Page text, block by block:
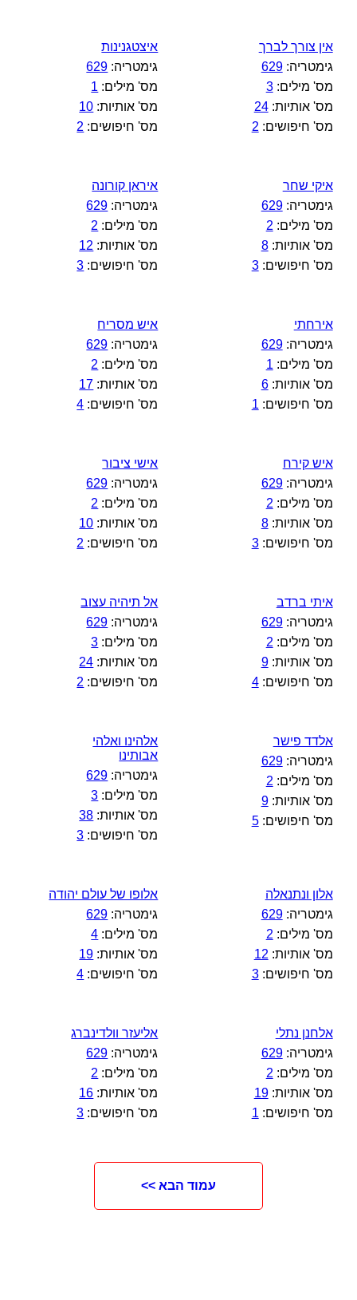
אין צורך לברך
גימטריה:629
מס' מילים:3
מס' אותיות:24
מס' חיפושים: 2
איצטגנינות
גימטריה: 629
מס' מילים: 1
מס' אותיות: 10
מס' חיפושים: 2
איקי שחר
גימטריה:629
מס' מילים: 2
מס' אותיות:8
מס' חיפושים:3
איראן קורונה
גימטריה: 629
מס' מילים: 2
מס' אותיות: 12
מס' חיפושים: 3
אירחתי
גימטריה:629
מס' מילים: 1
מס' אותיות:6
מס' חיפושים: 1
איש מסריח
גימטריה: 629
מס' מילים: 2
מס' אותיות: 17
מס' חיפושים: 4
איש קירח
גימטריה:629
מס' מילים: 2
מס' אותיות:8
מס' חיפושים:3
אישי ציבור
גימטריה: 629
מס' מילים: 2
מס' אותיות: 10
מס' חיפושים: 2
איתי ברדב
גימטריה:629
מס' מילים: 2
מס' אותיות:9
מס' חיפושים:4
אל תיהיה עצוב
גימטריה: 629
מס' מילים: 3
מס' אותיות: 24
מס' חיפושים: 2
אלדד פישר
גימטריה:629
מס' מילים: 2
מס' אותיות:9
מס' חיפושים:5
אלהינו ואלהי
אבותינו
גימטריה: 629
מס' מילים: 3
מס' אותיות: 38
מס' חיפושים: 3
אלון ונתנאלה
גימטריה:629
מס' מילים: 2
מס' אותיות: 12
מס' חיפושים:3
אלופו של עולם יהודה
גימטריה: 629
מס' מילים: 4
מס' אותיות: 19
מס' חיפושים: 4
אלחנן נתלי
גימטריה:629
מס' מילים: 2
מס' אותיות:19
מס' חיפושים: 1
אליעזר וולדינברג
גימטריה: 629
מס' מילים: 2
מס' אותיות: 16
מס' חיפושים: 3
עמוד הבא >>